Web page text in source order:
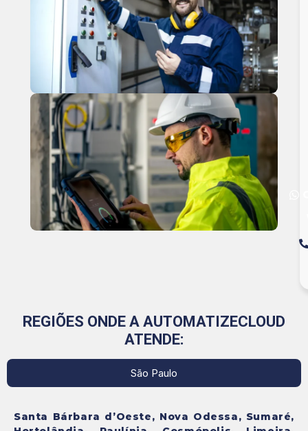
REGIÕES ONDE A AUTOMATIZECLOUD
ATENDE:
São Paulo
Santa Bárbara d’Oeste, Nova Odessa, Sumaré,